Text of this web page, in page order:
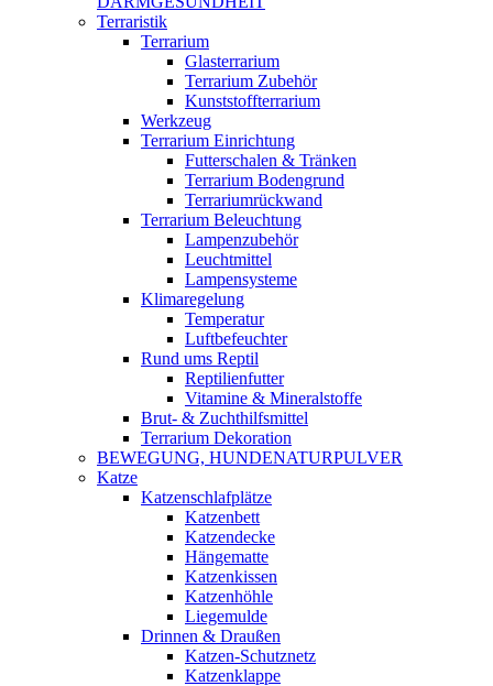
Terraristik
Terrarium
Glasterrarium
Terrarium Zubehör
Kunststoffterrarium
Werkzeug
Terrarium Einrichtung
Futterschalen & Tränken
Terrarium Bodengrund
Terrariumrückwand
Terrarium Beleuchtung
Lampenzubehör
Leuchtmittel
Lampensysteme
Klimaregelung
Temperatur
Luftbefeuchter
Rund ums Reptil
Reptilienfutter
Vitamine & Mineralstoffe
Brut- & Zuchthilfsmittel
Terrarium Dekoration
BEWEGUNG, HUNDENATURPULVER
Katze
Katzenschlafplätze
Katzenbett
Katzendecke
Hängematte
Katzenkissen
Katzenhöhle
Liegemulde
Drinnen & Draußen
Katzen-Schutznetz
Katzenklappe